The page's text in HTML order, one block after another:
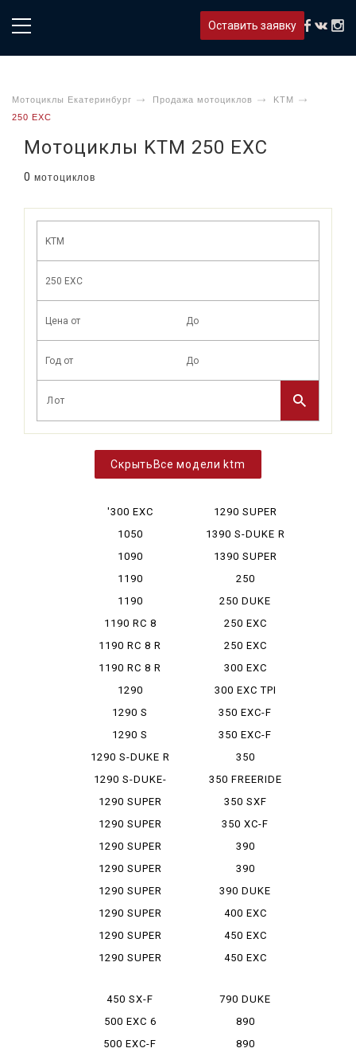
Оставить заявку
Мотоциклы Екатеринбург Продажа мотоциклов
KTM
250 EXC
Мотоциклы KTM 250 EXC
0 мотоциклов
Все модели ktm
'300 EXC
1050
ADVENTURE
1090
ADVENTURE
1190
ADVENTURE
1190
ADVENTURE R
1190 RC 8
1190 RC 8 R
1190 RC 8 R
LIMITED
1290
ADVENTURE
1290 S
ADVENTURE
1290 S
ADVENTURE R
1290 S-DUKE R
EVO
1290 S-DUKE-
R
1290 SUPER
ADVENT...
1290 SUPER
ADVENT...
1290 SUPER
ADVENT...
1290 SUPER
DUKE GT
1290 SUPER
DUKE R
1290 SUPER
DUKE R...
1290 SUPER
ADOBENR
1290 SUPER
1290 SUPER
DUKE
1390 S-DUKE R
EVO
1390 SUPER
DUKE R...
250
ADVENTURE
250 DUKE
250 EXC
250 EXC
RACING
300 EXC
SIXDAYS
300 EXC TPI
SIXDAYS
350 EXC-F
350 EXC-F
SIXDAYS
350
FREERAIDO
350 FREERIDE
350 SXF
350 XC-F
390
ADVENTURE
390
ADVENTURE
SW
390 DUKE
400 EXC
RACING
450 EXC
450 EXC
450 SX-F
500 EXC 6
DAYS
500 EXC-F
790 DUKE
890
ADVENTURE
890